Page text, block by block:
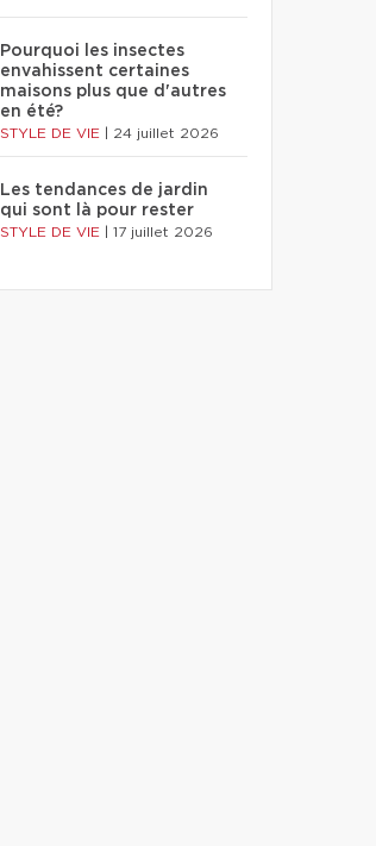
Pourquoi les insectes
envahissent certaines
maisons plus que d'autres
en été?
STYLE DE VIE 24 juillet 2026
Les tendances de jardin
qui sont là pour rester
STYLE DE VIE 17 juillet 2026